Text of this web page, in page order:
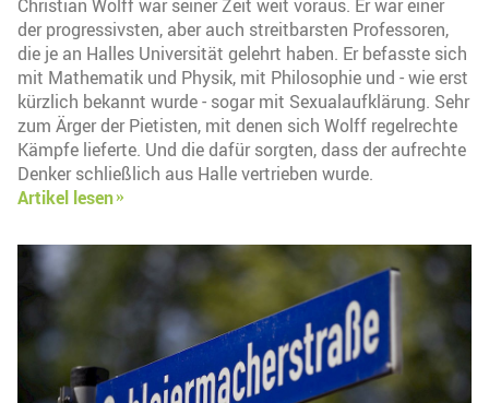
Christian Wolff war seiner Zeit weit voraus. Er war einer
der progressivsten, aber auch streitbarsten Professoren,
die je an Halles Universität gelehrt haben. Er befasste sich
mit Mathematik und Physik, mit Philosophie und - wie erst
kürzlich bekannt wurde - sogar mit Sexualaufklärung. Sehr
zum Ärger der Pietisten, mit denen sich Wolff regelrechte
Kämpfe lieferte. Und die dafür sorgten, dass der aufrechte
Denker schließlich aus Halle vertrieben wurde.
Artikel lesen